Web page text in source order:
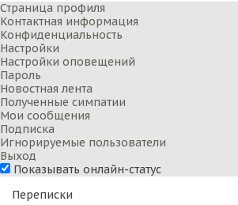
Страница профиля
Контактная информация
Конфиденциальность
Настройки
Настройки оповещений
Пароль
Новостная лента
Полученные симпатии
Мои сообщения
Подписка
Игнорируемые пользователи
Выход
Показывать онлайн-статус
Переписки